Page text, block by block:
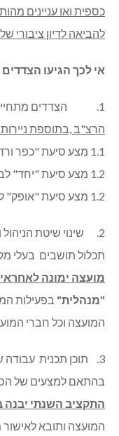
כספית ואו עניינים
להביאה לדיון ציבורי
אי לכך הגיעו
1. הצדדים מתחייבים לפעול במועצה
הרצ"ב ,בתוספת
1.1 מצע סיעת "כפר ורדים ירוק" לבחירות 2013 .
1.2 מצע סיעת "יחד" לבחירות 2013
1.2 מצע סיעת "אופק" לבחירות 2013.
2. שינוי שיטת
תכלול תושבים בעלי
מועצה ימונה
"מנהלית" בפעילות
המועצה וכל חברי
3. תוכן תכנית עבודה
בהתאם למצעים של
התקציב השנתי יבנה
המועצה ותובא